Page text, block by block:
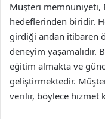
Müşteri memnuniyeti,
hedeflerinden biridir.
girdiği andan itibaren
deneyim yaşamalıdır.
eğitim almakta ve
geliştirmektedir.
verilir, böylece hizmet